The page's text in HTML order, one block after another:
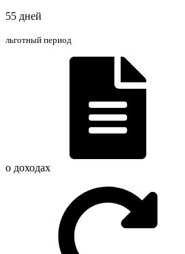
55 дней
льготный период
о доходах